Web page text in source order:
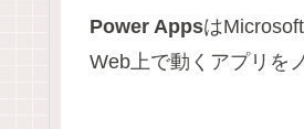
Power Appsは
Web上で動くアプリを